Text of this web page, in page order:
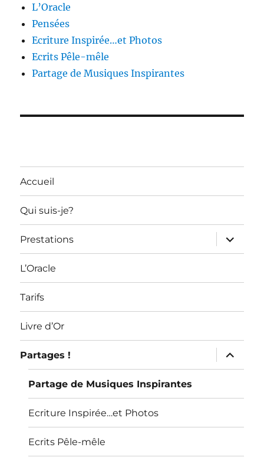
L’Oracle
Pensées
Ecriture Inspirée…et Photos
Ecrits Pêle-mêle
Partage de Musiques Inspirantes
Accueil
Qui suis-je?
Prestations
ouvrir
le
sous-
L’Oracle
Tarifs
Livre d’Or
Partages !
ouvrir
le
sous-
Partage de Musiques Inspirantes
Ecriture Inspirée…et Photos
Ecrits Pêle-mêle